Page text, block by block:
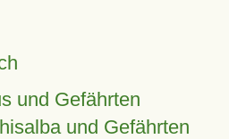
und Gefährten
und Gefährten